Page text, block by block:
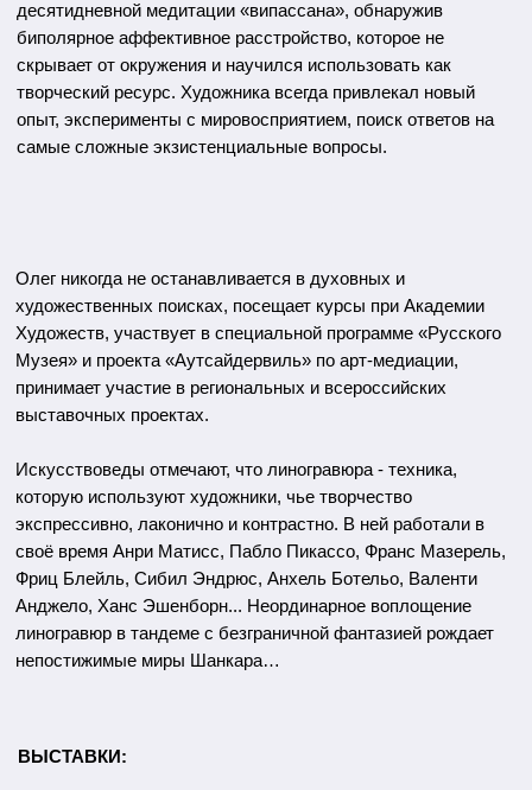
которую используют художники, чье творчество
экспрессивно, лаконично и контрастно. В ней работали в
своё время Анри Матисс, Пабло Пикассо, Франс Мазерель,
Фриц Блейль, Сибил Эндрюс, Анхель Ботельо, Валенти
Анджело, Ханс Эшенборн... Неординарное воплощение
линогравюр в тандеме с безграничной фантазией рождает
непостижимые миры Шанкара…
-"Другие измерения" в рамках Фестиваля
реабилитационных программ для людей с
психическими особенностями «Другие» (Экспофорум,
Санкт-Петербург, 2017)
- Выставка работ резидентов Аутсайдервиля
(НЦПЗ, Москва, 2018)
- Выставка работ художников-аутсайдеров«Тонкие миры»
(Москва, 2018)
(Музей Кондопожского края, Карелия,
-"Другие измерения" в рамках Конгресса «Психическое
- Выставка«Я МЫ» (Мастерская Полковника, Арт Центр
«Пушкинская10»​, Санкт-Петербург, 2018)
- Персональная выставка "Магия линогравюры"
(Простые вещи, Санкт-Петербург, 2019)
-"Ар Брют. Сближения"(Русский Музей, Санкт-
Петербург, 2019)
(Atelier Richelieu, Paris, 2019)
- "Поймать большую рыбу"(Русский Музей, Санкт-
Петербург, 2020)